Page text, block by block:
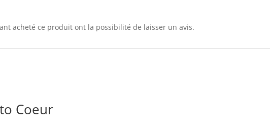
acheté ce produit ont la possibilité de laisser un avis.
Coeur